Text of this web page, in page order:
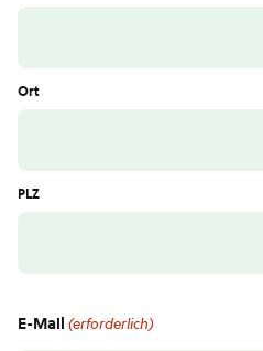
Ort
PLZ
E-Mail (erforderlich)